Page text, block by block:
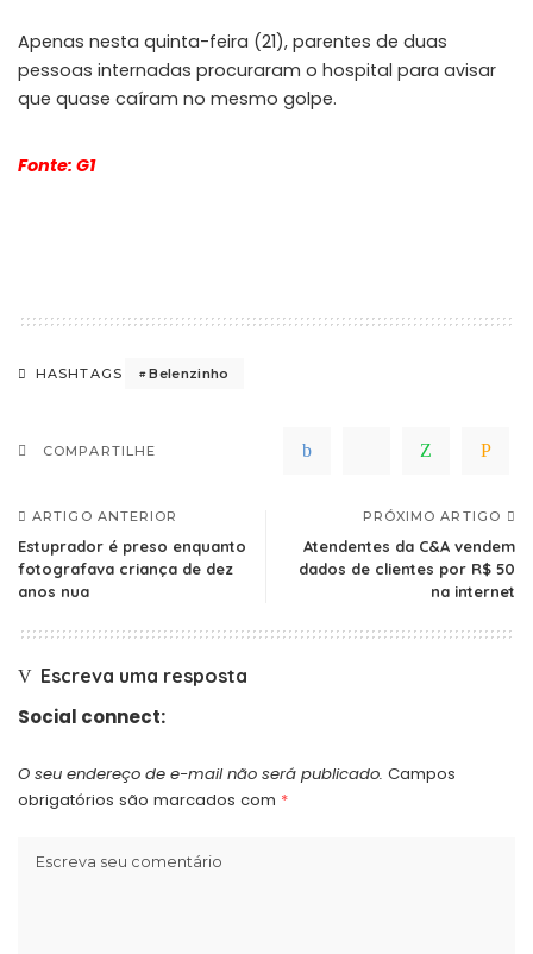
Apenas nesta quinta-feira (21), parentes de duas
pessoas internadas procuraram o hospital para avisar
que quase caíram no mesmo golpe.
Fonte: G1
HASHTAGS Belenzinho
COMPARTILHE
ARTIGO ANTERIOR
Estuprador é preso enquanto
fotografava criança de dez
anos nua
PRÓXIMO ARTIGO
Atendentes da C&A vendem
dados de clientes por R$ 50
na internet
Escreva uma resposta
Social connect:
O seu endereço de e-mail não será publicado. Campos
obrigatórios são marcados com *